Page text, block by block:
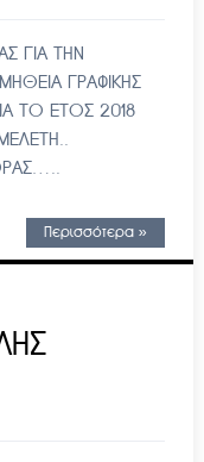
ΓΙΑ ΤΗΝ
ΓΡΑΦΙΚΗΣ
ΤΟ ΕΤΟΣ 2018
Περισσότερα »